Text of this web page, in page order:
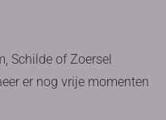
Schilde of Zoersel
er nog vrije momenten